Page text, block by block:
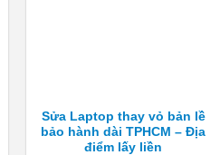
Sửa Laptop thay vỏ bản lề
bảo hành dài TPHCM – Địa
điểm lấy liền